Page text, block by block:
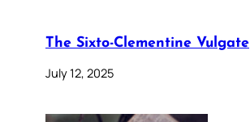
The Sixto-Clementine Vulgate
July 12, 2025